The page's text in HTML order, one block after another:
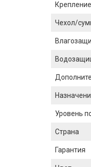
Чехол/
Уровень
Страна
Гарантия